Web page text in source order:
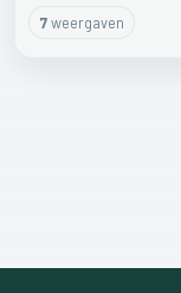
7weergaven